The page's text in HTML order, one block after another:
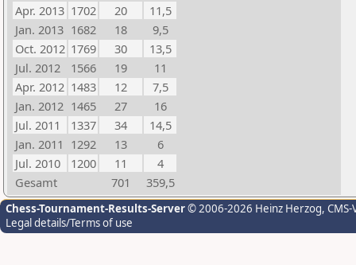
Apr. 2013 1702 20
11,5
Jan. 2013 1682 18
9,5
Oct. 2012 1769 30
13,5
Jul. 2012
1566 19
11
Apr. 2012 1483 12
7,5
Jan. 2012 1465 27
16
Jul. 2011
1337 34
14,5
Jan. 2011 1292 13
6
Jul. 2010
1200 11
4
Gesamt
701 359,5
Chess-Tournament-Results-Server© 2006-2026 Heinz Herzog,
Legal details/Terms of use